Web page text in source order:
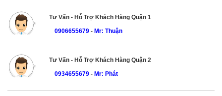
Tư Vấn - Hỗ Trợ Khách Hàng Quận 1
0906655679 - Mr: Thuận
Tư Vấn - Hỗ Trợ Khách Hàng Quận 2
0934655679- Mr: Phát